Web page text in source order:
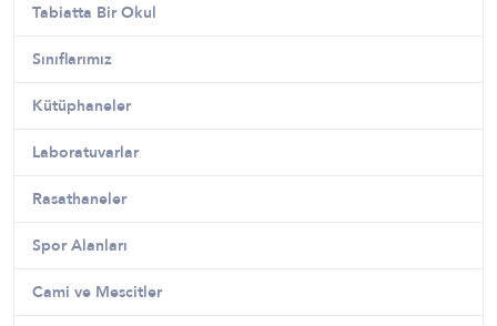
Tabiatta Bir Okul
Sınıflarımız
Kütüphaneler
Laboratuvarlar
Rasathaneler
Spor Alanları
Cami ve Mescitler